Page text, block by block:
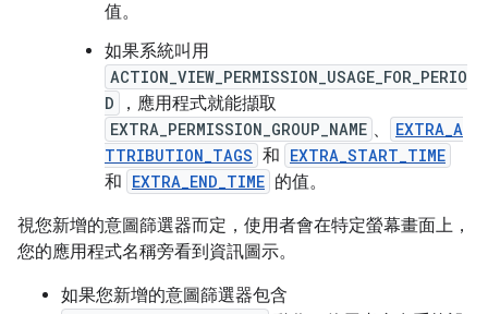
值。
如果系統叫用
ACTION_VIEW_PERMISSION_USAGE_FOR_PERIO
D
，應用程式就能擷取
EXTRA_PERMISSION_GROUP_NAME 、
EXTRA_A
TTRIBUTION_TAGS 和 EXTRA_START_TIME
和 EXTRA_END_TIME 的值。
視您新增的意圖篩選器而定，使用者會在特定螢幕畫面上，
您的應用程式名稱旁看到資訊圖示。
如果您新增的意圖篩選器包含